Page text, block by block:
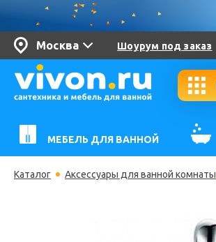
Москва Шоурум под заказ
МЕБЕЛЬ ДЛЯ ВАННОЙ
Каталог Аксессуары для ванной комнаты